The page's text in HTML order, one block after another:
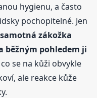
hygienu, a často
pochopitelné. Jen
samotná zákožka
běžným pohledem ji
co se na kůži obvykle
ale reakce kůže